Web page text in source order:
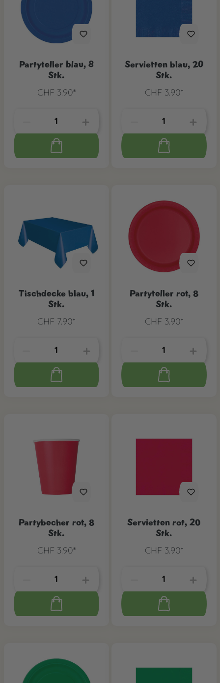
Partyteller blau, 8
Stk.
CHF 3.90*
Servietten blau, 20
Stk.
CHF 3.90*
Tischdecke blau, 1
Stk.
CHF 7.90*
Partyteller rot, 8
Stk.
CHF 3.90*
Partybecher rot, 8
Stk.
CHF 3.90*
Servietten rot, 20
Stk.
CHF 3.90*